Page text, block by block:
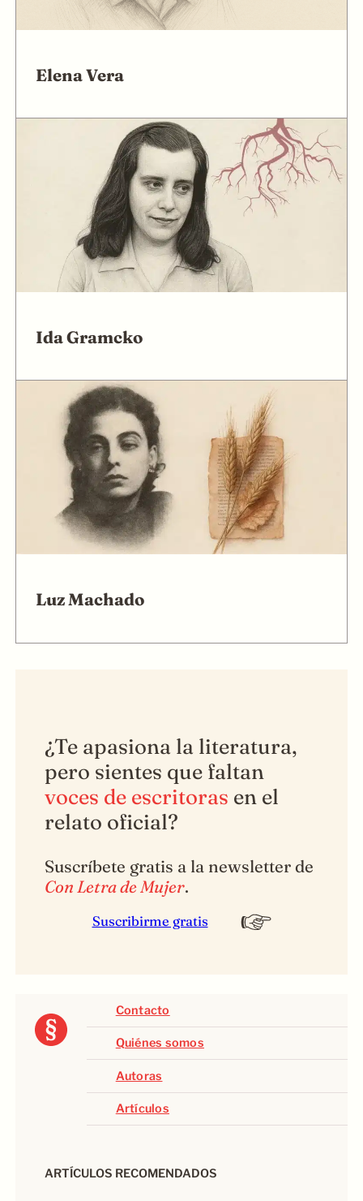
Elena Vera
Ida Gramcko
Luz Machado
¿Te apasiona la literatura,
pero sientes que faltan
voces de escritoras en el
relato oficial?
Suscríbete gratis a la newsletter de
Con Letra de Mujer.
Suscribirme gratis
Contacto
Quiénes somos
Autoras
Artículos
ARTÍCULOS RECOMENDADOS